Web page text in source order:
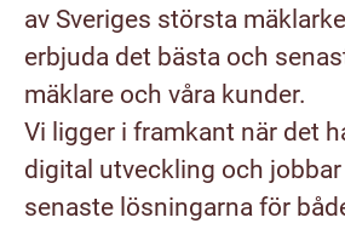
av Sveriges största
erbjuda det bästa och
mäklare och våra kunder.
Vi ligger i framkant när det
digital utveckling och
senaste lösningarna för